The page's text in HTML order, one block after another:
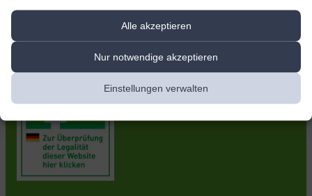
Alle akzeptieren
Nur notwendige akzeptieren
Einstellungen verwalten
+49-7132/8 48 10